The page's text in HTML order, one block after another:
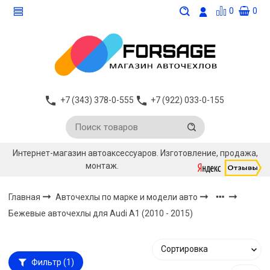
0 0
+7 (343) 378-0-555 +7 (922) 033-0-155
Интернет-магазин автоаксессуаров. Изготовление, продажа,
монтаж.
Главная
Авточехлы по марке и модели авто
Бежевые авточехлы для Audi A1 (2010 - 2015)
Фильтр (1)